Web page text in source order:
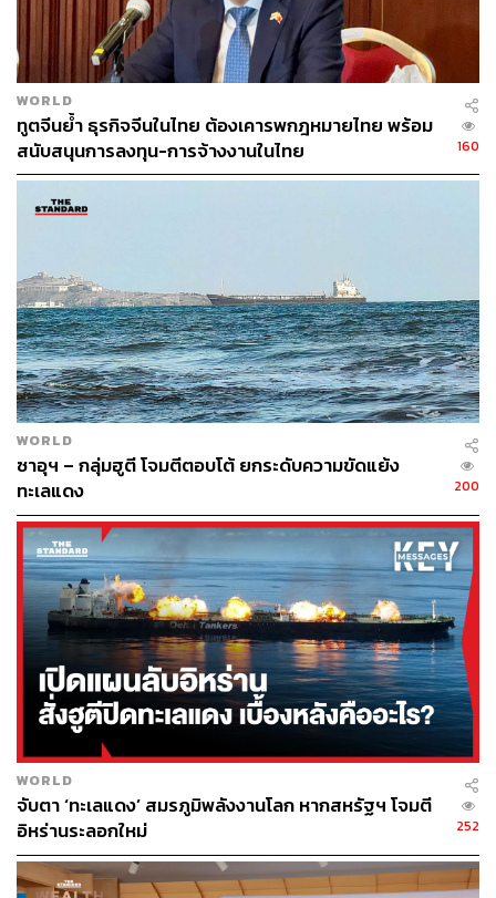
THE STANDARD WEALTH
สำนักข่าวเศรษฐกิจ ธุรกิจ และการลงทุน โดย
ทีมข่าว THE STANDARD
WORLD
ทูตจีนย้ำ ธุรกิจจีนในไทย ต้องเคารพกฎหมายไทย พร้อม
สนับสนุนการลงทุน-การจ้างงานในไทย
160
WORLD
ซาอุฯ – กลุ่มฮูตี โจมตีตอบโต้ ยกระดับความขัดแย้ง
ทะเลแดง
200
WORLD
จับตา ‘ทะเลแดง’ สมรภูมิพลังงานโลก หากสหรัฐฯ โจมตี
อิหร่านระลอกใหม่
252